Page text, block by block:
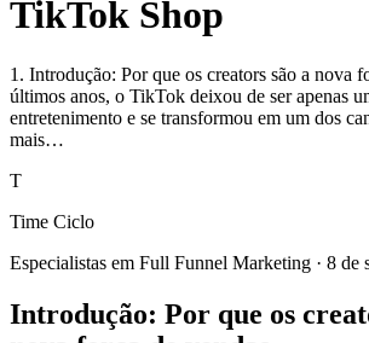
TikTok Shop
1. Introdução: Por que os creators são a nova
últimos anos, o TikTok deixou de ser apenas
entretenimento e se transformou em um dos
mais…
T
Time Ciclo
Especialistas em Full Funnel Marketing · 8 de
Introdução: Por que os